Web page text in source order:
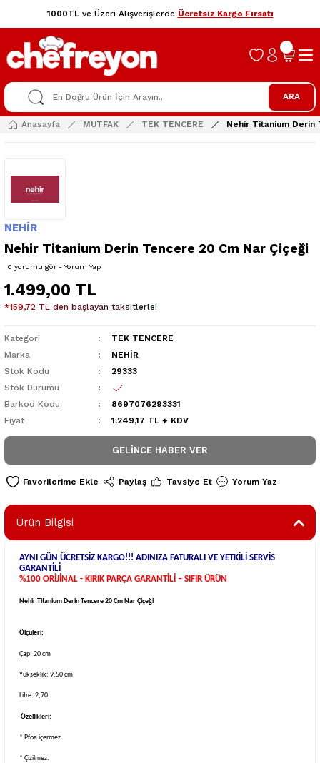
1000TLve Üzeri Alışverişlerde Ücretsiz Kargo Fırsatı
ARA
Anasayfa MUTFAK TEK TENCERE Nehir Titanium Derin
NEHİR
Nehir Titanium Derin Tencere 20 Cm Nar Çiçeği
0 yorumu gör - Yorum Yap
1.499,00 TL
*159,72 TL den başlayan taksitlerle!
Kategori
TEK TENCERE
Marka
NEHİR
Stok Kodu
29333
Stok Durumu
Barkod Kodu
8697076293331
Fiyat
1.249,17 TL + KDV
GELINCE HABER VER
Paylaş Tavsiye Et Yorum Yaz
Ürün Bilgisi
AYNI GÜN ÜCRETSİZ KARGO!!! ADINIZA FATURALI VE YETKİLİ SERVİS
GARANTİLİ
%100 ORİJİNAL - KIRIK PARÇA GARANTİLİ – SIFIR ÜRÜN
Nehir Titanium Derin Tencere 20 Cm Nar Çiçeği
Ölçüleri;
Çap: 20 cm
Yükseklik: 9,50 cm
Litre: 2,70
Özellikleri;
* Pfoa içermez.
* Çizilmez.